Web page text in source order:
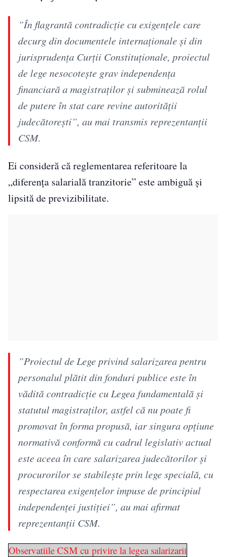
”În flagrantă contradicţie cu exigenţele care
decurg din documentele internaţionale şi din
jurisprudenţa Curţii Constituţionale, proiectul
de lege nesocoteşte grav independenţa
financiară a magistraţilor şi subminează rolul
de putere în stat care revine autorităţii
judecătoreşti”, au mai transmis reprezentanţii
CSM.
Ei consideră că reglementarea referitoare la
„diferenţa salarială tranzitorie” este ambiguă şi
lipsită de previzibilitate.
”Proiectul de Lege privind salarizarea pentru
personalul plătit din fonduri publice este în
vădită contradicţie cu Legea fundamentală şi
statutul magistraţilor, astfel că nu poate fi
promovat în forma propusă, iar singura opţiune
normativă conformă cu cadrul legislativ actual
este aceea în care salarizarea judecătorilor şi
procurorilor se stabileşte prin lege specială, cu
respectarea exigenţelor impuse de principiul
independenţei justiţiei”, au mai afirmat
reprezentanţii CSM.
Observatiile CSM cu privire la legea salarizarii